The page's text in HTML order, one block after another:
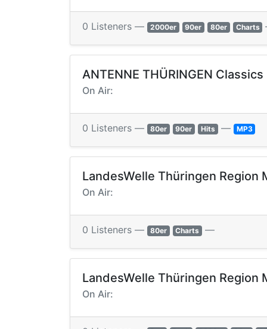
0 Listeners — 2000er 90er 80er Charts
ANTENNE THÜRINGEN Classics
On Air:
0 Listeners — 80er 90er Hits — MP3
LandesWelle Thüringen Region
On Air:
0 Listeners — 80er Charts —
LandesWelle Thüringen Region
On Air: